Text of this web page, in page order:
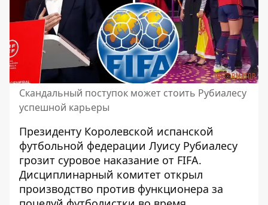
Скандальный поступок может стоить Рубиалесу
успешной карьеры
Президенту Королевской испанской
футбольной федерации Луису Рубиалесу
грозит суровое наказание от FIFA.
Дисциплинарный комитет открыл
производство против функционера за